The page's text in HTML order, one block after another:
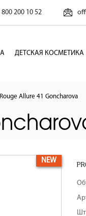
800 200 10 52
ДЕТСКАЯ КОСМЕТИКА
Rouge Allure 41 Goncharova
NEW